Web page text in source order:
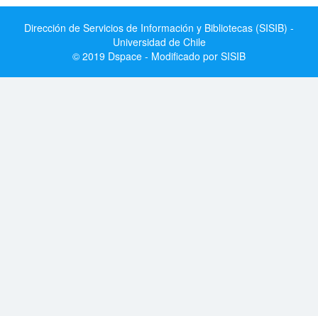
Dirección de Servicios de Información y Bibliotecas (SISIB) -
Universidad de Chile
© 2019 Dspace - Modificado por SISIB